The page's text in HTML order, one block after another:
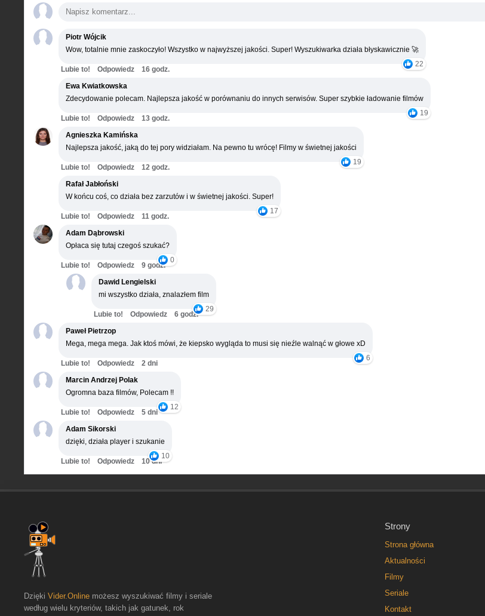
Piotr Wójcik
Wow, totalnie mnie zaskoczyło! Wszystko w najwyższej jakości. Super! Wyszukiwarka działa błyskawicznie 🚀
22
Lubie to! Odpowiedz
16 godz.
Ewa Kwiatkowska
Zdecydowanie polecam. Najlepsza jakość w porównaniu do innych serwisów. Super szybkie ładowanie filmów
19
Lubie to! Odpowiedz
13 godz.
Agnieszka Kamińska
Najlepsza jakość, jaką do tej pory widziałam. Na pewno tu wrócę! Filmy w świetnej jakości
19
Lubie to! Odpowiedz
12 godz.
Rafał Jabłoński
W końcu coś, co działa bez zarzutów i w świetnej jakości. Super!
17
Lubie to! Odpowiedz
11 godz.
Adam Dąbrowski
Opłaca się tutaj czegoś szukać?
0
Lubie to! Odpowiedz
9 godz.
Dawid Lengielski
mi wszystko działa, znalazłem film
29
Lubie to! Odpowiedz
6 godz.
Paweł Pietrzop
Mega, mega mega. Jak ktoś mówi, że kiepsko wygląda to musi się nieźle walnąć w głowe xD
6
Lubie to! Odpowiedz
2 dni
Marcin Andrzej Polak
Ogromna baza filmów, Polecam !!
12
Lubie to! Odpowiedz
5 dni
Adam Sikorski
dzięki, działa player i szukanie
10
Lubie to! Odpowiedz 10 dni
Strony
Strona główna
Aktualności
Filmy
Seriale
Kontakt
Dzięki Vider.Online możesz wyszukiwać filmy i seriale
według wielu kryteriów, takich jak gatunek, rok